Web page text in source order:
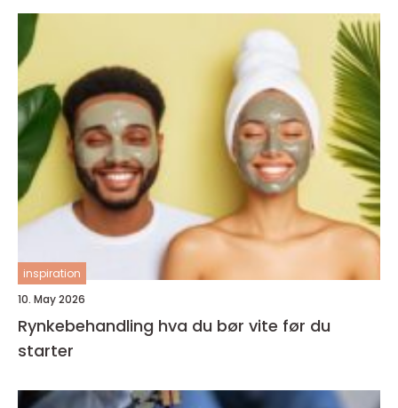
inspiration
10. May 2026
Rynkebehandling hva du bør vite før du
starter